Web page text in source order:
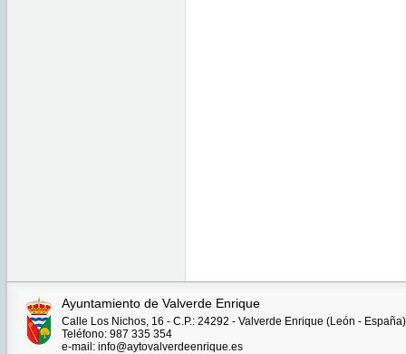
Ayuntamiento de Valverde Enrique
Calle Los Nichos, 16 - C.P.: 24292 - Valverde Enrique (León - España)
Teléfono: 987 335 354
e-mail: info@aytovalverdeenrique.es